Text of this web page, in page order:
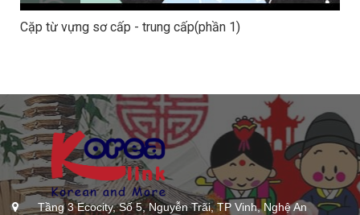
Cặp từ vựng sơ cấp - trung cấp(phần 1)
Tầng 3 Ecocity, Số 5, Nguyễn Trãi, TP Vinh, Nghệ An